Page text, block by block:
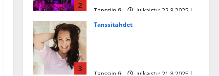
2
Tanssiin.fi
Julkaistu: 22.8.2025 |
3
Tanssitähdet
Tanssiin.fi
Julkaistu: 21.8.2025 |